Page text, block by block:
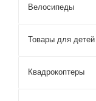
Велосипеды
Товары для детей
Квадрокоптеры